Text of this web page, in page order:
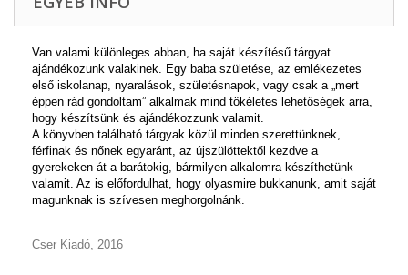
Van valami különleges abban, ha saját készítésű tárgyat
ajándékozunk valakinek. Egy baba születése, az emlékezetes
első iskolanap, nyaralások, születésnapok, vagy csak a „mert
éppen rád gondoltam” alkalmak mind tökéletes lehetőségek arra,
hogy készítsünk és ajándékozzunk valamit.
A könyvben található tárgyak közül minden szerettünknek,
férfinak és nőnek egyaránt, az újszülöttektől kezdve a
gyerekeken át a barátokig, bármilyen alkalomra készíthetünk
valamit. Az is előfordulhat, hogy olyasmire bukkanunk, amit saját
magunknak is szívesen meghorgolnánk.
Cser Kiadó, 2016